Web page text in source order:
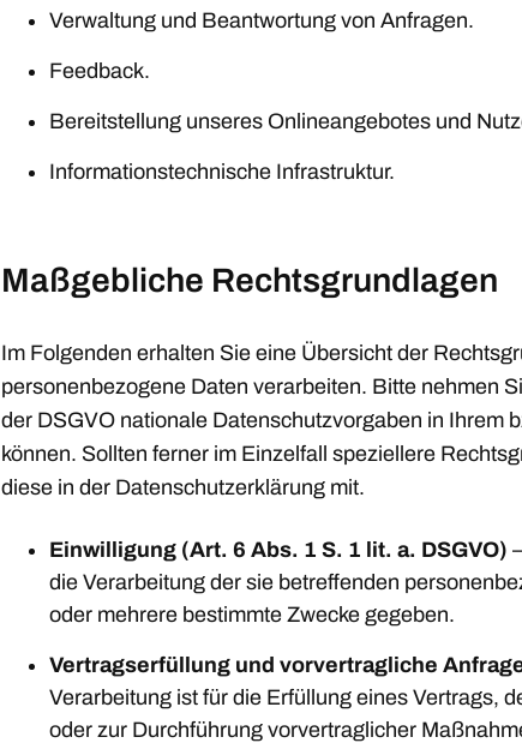
Verwaltung und Beantwortung von Anfragen.
Feedback.
Bereitstellung unseres Onlineangebotes und
Informationstechnische Infrastruktur.
Maßgebliche Rechtsgrundlagen
Im Folgenden erhalten Sie eine Übersicht der
personenbezogene Daten verarbeiten. Bitte nehmen
der DSGVO nationale Datenschutzvorgaben in Ihrem
können. Sollten ferner im Einzelfall speziellere
diese in der Datenschutzerklärung mit.
Einwilligung (Art. 6 Abs. 1 S. 1 lit. a. DSGVO)
die Verarbeitung der sie betreffenden
oder mehrere bestimmte Zwecke gegeben.
Vertragserfüllung und vorvertragliche
Verarbeitung ist für die Erfüllung eines Vertrags,
oder zur Durchführung vorvertraglicher